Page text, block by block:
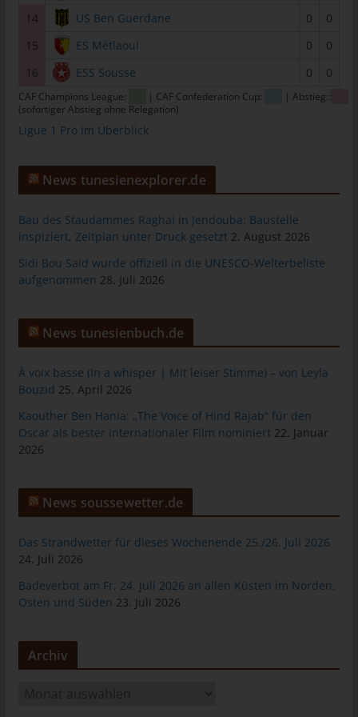
14
US Ben Guerdane 0
0
15
ES Métlaoui 0
0
16
ESS Sousse 0 0
CAF Champions League: | CAF Confederation Cup:
| Abstieg::
(sofortiger Abstieg ohne Relegation)
Ligue 1 Pro im Überblick
News tunesienexplorer.de
Bau des Staudammes Raghai in Jendouba: Baustelle
inspiziert, Zeitplan unter Druck gesetzt 2. August 2026
Sidi Bou Said wurde offiziell in die UNESCO-Welterbeliste
aufgenommen 28. Juli 2026
News tunesienbuch.de
À voix basse (In a whisper | Mit leiser Stimme) – von Leyla
Bouzid 25. April 2026
Kaouther Ben Hania: „The Voice of Hind Rajab“ für den
Oscar als bester internationaler Film nominiert 22. Januar
2026
News soussewetter.de
Das Strandwetter für dieses Wochenende 25./26. Juli 2026
24. Juli 2026
Badeverbot am Fr, 24. Juli 2026 an allen Küsten im Norden,
Osten und Süden 23. Juli 2026
Archiv
Personen, die unter der unmittelbaren Verantwortung des
personenbezogenen Daten zu verarbeiten.
k) Einwilligung
Einwilligung ist jede von der betroffenen Person freiwillig für den
abgegebene Willensbekundung in Form einer Erklärung oder
die betroffene Person zu verstehen gibt, dass sie mit der
Verarbeitung der sie betreffenden personenbezogenen Daten
Verarbeitung Verantwortlichen
geltenden Datenschutzgesetze und anderer Bestimmungen mit
datenschutzrechtlichem Charakter ist:
tunesienfussball.de
Uwe Wassenberg
Rue 2 Mars
4022 Akouda - Tunesien
E-Mail:
Cookies
Die Internetseiten verwenden Cookies. Cookies sind
Textdateien, welche über einen Internetbrowser auf einem
Computersystem abgelegt und gespeichert werden.
Cookies enthalten eine sogenannte Cookie-ID. Eine Cookie-ID
ist eine eindeutige Kennung des Cookies. Sie besteht aus einer